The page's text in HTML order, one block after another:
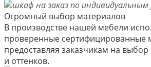
Огромный выбор материалов
В производстве нашей мебели
проверенные сертифицированные
предоставляя заказчикам на
и оттенков.